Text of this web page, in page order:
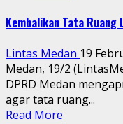
Kembalikan Tata Ruang
Lintas Medan 19
Medan, 19/2
DPRD Medan
agar tata ruang...
Read More